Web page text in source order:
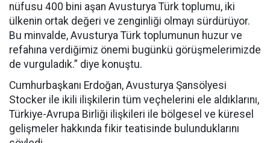
nüfusu 400 bini aşan Avusturya Türk toplumu, iki
ülkenin ortak değeri ve zenginliği olmayı sürdürüyor.
Bu minvalde, Avusturya Türk toplumunun huzur ve
refahına verdiğimiz önemi bugünkü görüşmelerimizde
de vurguladık.” diye konuştu.
Cumhurbaşkanı Erdoğan, Avusturya Şansölyesi
Stocker ile ikili ilişkilerin tüm veçhelerini ele aldıklarını,
Türkiye-Avrupa Birliği ilişkileri ile bölgesel ve küresel
gelişmeler hakkında fikir teatisinde bulunduklarını